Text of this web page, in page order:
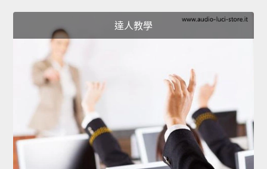
達人教學